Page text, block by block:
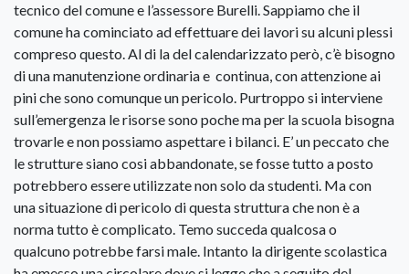
tecnico del comune e l’assessore Burelli. Sappiamo che il
comune ha cominciato ad effettuare dei lavori su alcuni plessi
compreso questo. Al di la del calendarizzato però, c’è bisogno
di una manutenzione ordinaria e continua, con attenzione ai
pini che sono comunque un pericolo. Purtroppo si interviene
sull’emergenza le risorse sono poche ma per la scuola bisogna
trovarle e non possiamo aspettare i bilanci. E’ un peccato che
le strutture siano cosi abbandonate, se fosse tutto a posto
potrebbero essere utilizzate non solo da studenti. Ma con
una situazione di pericolo di questa struttura che non è a
norma tutto è complicato. Temo succeda qualcosa o
qualcuno potrebbe farsi male. Intanto la dirigente scolastica